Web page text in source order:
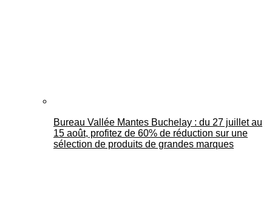
Bureau Vallée Mantes Buchelay : du 27 juillet au
15 août, profitez de 60% de réduction sur une
sélection de produits de grandes marques